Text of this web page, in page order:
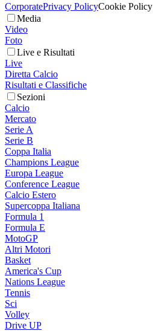
CorporatePrivacy PolicyCookie Policy
Media
Video
Foto
Live e Risultati
Live
Diretta Calcio
Risultati e Classifiche
Sezioni
Calcio
Mercato
Serie A
Serie B
Coppa Italia
Champions League
Europa League
Conference League
Calcio Estero
Supercoppa Italiana
Formula 1
Formula E
MotoGP
Altri Motori
Basket
America's Cup
Nations League
Tennis
Sci
Volley
Drive UP